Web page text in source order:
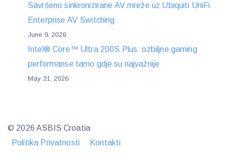
Savršeno sinkronizirane AV mreže uz Ubiquiti UniFi
Enterprise AV Switching
June 9, 2026
Intel® Core™ Ultra 200S Plus: ozbiljne gaming
performanse tamo gdje su najvažnije
May 21, 2026
© 2026 ASBIS Croatia
Politika Privatnosti
Kontakti